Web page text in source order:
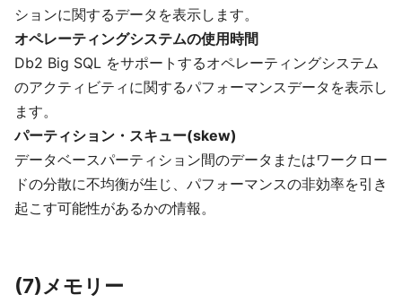
ションに関するデータを表示します。
オペレーティングシステムの使用時間
Db2 Big SQL をサポートするオペレーティングシステム
のアクティビティに関するパフォーマンスデータを表示し
ます。
パーティション・スキュー(skew)
データベースパーティション間のデータまたはワークロー
ドの分散に不均衡が生じ、パフォーマンスの非効率を引き
起こす可能性があるかの情報。
(7)メモリー